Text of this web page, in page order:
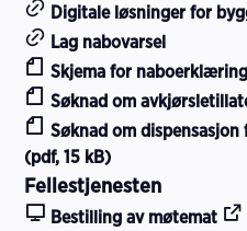
Digitale løsninger for
Lag nabovarsel
Skjema for
Søknad om
Søknad om
(pdf, 15 kB)
Fellestjenesten
Bestilling av møtemat